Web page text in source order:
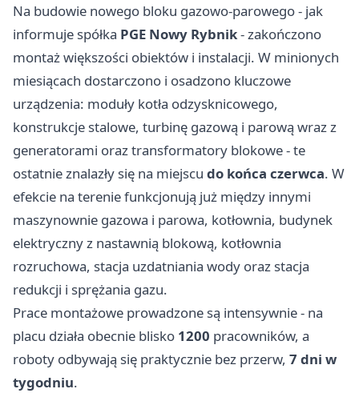
Na budowie nowego bloku gazowo-parowego - jak
informuje spółka PGE Nowy Rybnik- zakończono
montaż większości obiektów i instalacji. W minionych
miesiącach dostarczono i osadzono kluczowe
urządzenia: moduły kotła odzysknicowego,
konstrukcje stalowe, turbinę gazową i parową wraz z
generatorami oraz transformatory blokowe - te
ostatnie znalazły się na miejscu do końca czerwca. W
efekcie na terenie funkcjonują już między innymi
maszynownie gazowa i parowa, kotłownia, budynek
elektryczny z nastawnią blokową, kotłownia
rozruchowa, stacja uzdatniania wody oraz stacja
redukcji i sprężania gazu.
Prace montażowe prowadzone są intensywnie - na
placu działa obecnie blisko 1200 pracowników, a
roboty odbywają się praktycznie bez przerw, 7 dni w
tygodniu.